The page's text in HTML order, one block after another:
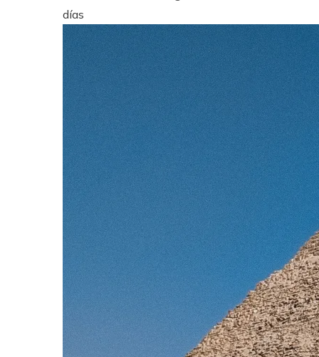
días